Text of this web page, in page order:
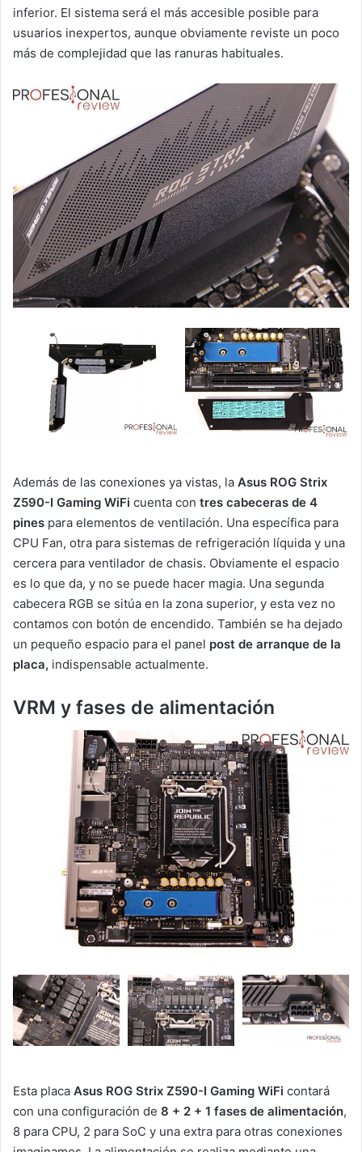
inferior. El sistema será el más accesible posible para
usuarios inexpertos, aunque obviamente reviste un poco
más de complejidad que las ranuras habituales.
Además de las conexiones ya vistas, la Asus ROG Strix
Z590-I Gaming WiFi cuenta con tres cabeceras de 4
pines para elementos de ventilación. Una específica para
CPU Fan, otra para sistemas de refrigeración líquida y una
cercera para ventilador de chasis. Obviamente el espacio
es lo que da, y no se puede hacer magia. Una segunda
cabecera RGB se sitúa en la zona superior, y esta vez no
contamos con botón de encendido. También se ha dejado
un pequeño espacio para el panel post de arranque de la
placa, indispensable actualmente.
VRM y fases de alimentación
Esta placa Asus ROG Strix Z590-I Gaming WiFi contará
con una configuración de 8 + 2 + 1 fases de alimentación,
8 para CPU, 2 para SoC y una extra para otras conexiones